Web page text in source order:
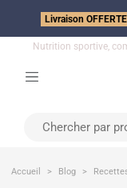
Livraison OFFERTE
Nutrition sportive,
Accueil Blog